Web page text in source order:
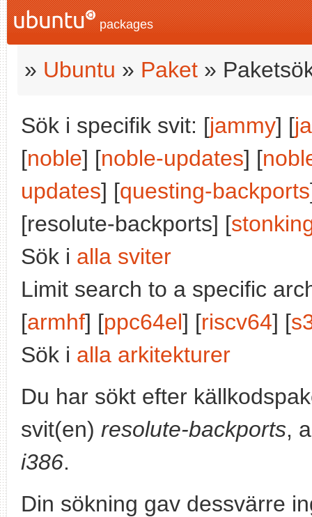
packages
» Ubuntu » Paket »
Sök i specifik svit: [jammy] [
[noble] [noble-updates] [
updates] [questing-backports
[resolute-backports] [
Sök i alla sviter
Limit search to a specific
[armhf] [ppc64el] [riscv64] [
Sök i alla arkitekturer
Du har sökt efter
svit(en) resolute-backports,
i386.
Din sökning gav dessvärre